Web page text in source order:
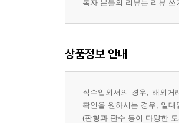
독자 분들의 리뷰는 리뷰
상품정보 안내
직수입외서의 경우, 해외
확인을 원하시는 경우, 일
(판형과 판수 등이 다양한